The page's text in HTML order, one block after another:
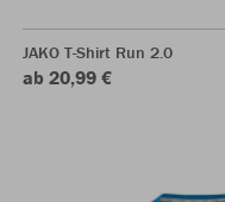
JAKO T-Shirt Run 2.0
ab 20,99 €